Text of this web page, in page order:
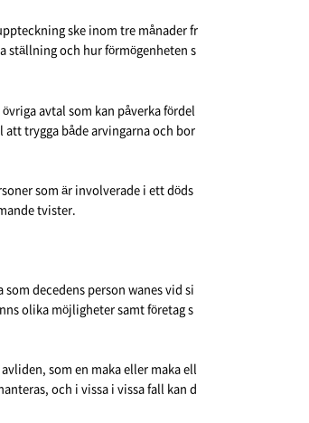
ske inom tre månader fr
ställning och hur förmögenheten s
avtal som kan påverka fördel
att trygga både arvingarna och bor
som är involverade i ett döds
tvister.
decedens person wanes vid si
olika möjligheter samt företag s
som en maka eller maka ell
och i vissa i vissa fall kan d